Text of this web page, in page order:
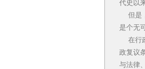
代史以
但是
是个无
在行
政复议
与法律